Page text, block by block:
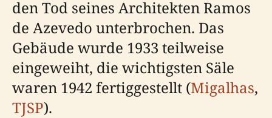
den Tod seines Architekten Ramos
de Azevedo unterbrochen. Das
Gebäude wurde 1933 teilweise
eingeweiht, die wichtigsten Säle
waren 1942 fertiggestellt (Migalhas,
TJSP).